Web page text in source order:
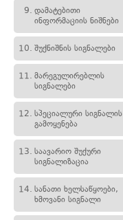
9. დამატებითი
ინფორმაციის ნიშნები
10. შუქნიშნის სიგნალები
11. მარეგულირებლის
სიგნალები
12. სპეციალური სიგნალის
გამოყენება
13. საავარიო შუქური
სიგნალიზაცია
14. სანათი ხელსაწყოები,
ხმოვანი სიგნალი